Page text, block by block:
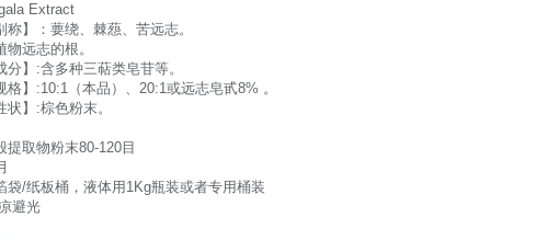
Extract
称】：葽绕、棘葾、苦远志。
物远志的根。
分】:含多种三萜类皂苷等。
格】:10:1（本品）、20:1或远志皂甙8% 。
状】:棕色粉末。
提取物粉末80-120目
袋/纸板桶，液体用1Kg瓶装或者专用桶装
避光